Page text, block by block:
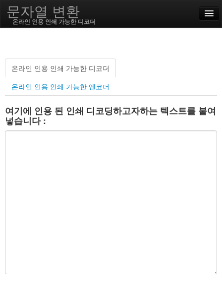
문자열 변환
온라인 인용 인쇄 가능한 디코더
한국어
SSL On
인코딩 / 디코딩
온라인 인용 인쇄 가능한 디코더
온라인 인용 인쇄 가능한 엔코더
여기에 인용 된 인쇄 디코딩하고자하는 텍스트를 붙여
넣습니다 :